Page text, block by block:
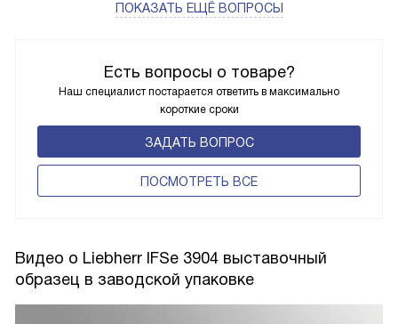
Есть вопросы о товаре?
Наш специалист постарается ответить в максимально
короткие сроки
ЗАДАТЬ ВОПРОС
ПОCМОТРЕТЬ ВСЕ
ПОКАЗАТЬ ЕЩЁ ВОПРОСЫ
Видео о Liebherr IFSe 3904 выставочный
образец в заводской упаковке